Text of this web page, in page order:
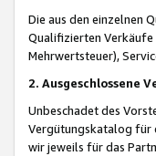
Die aus den einzelnen
Qualifizierten Verkäufe
Mehrwertsteuer),
2. Ausgeschlossene
Unbeschadet des
Vergütungskatalog für
wir jeweils für das